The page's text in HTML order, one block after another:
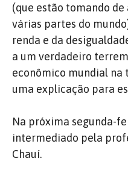
(que estão tomando
várias partes do
renda e da
a um verdadeiro
econômico mundial
uma explicação para
Na próxima segunda-
intermediado pela
Chauí.